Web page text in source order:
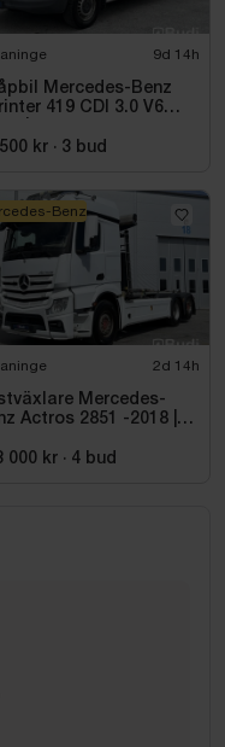
9d 14h
Mercedes-Benz
419 CDI 3.0 V6
kr · 3 bud
2d 14h
Mercedes-
Actros 2851 -2018 |
000 kr · 4 bud
Benz